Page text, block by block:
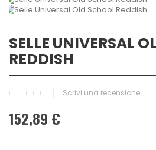
SELLE UNIVERSAL
REDDISH
Scrivi una recensione
152,89 €